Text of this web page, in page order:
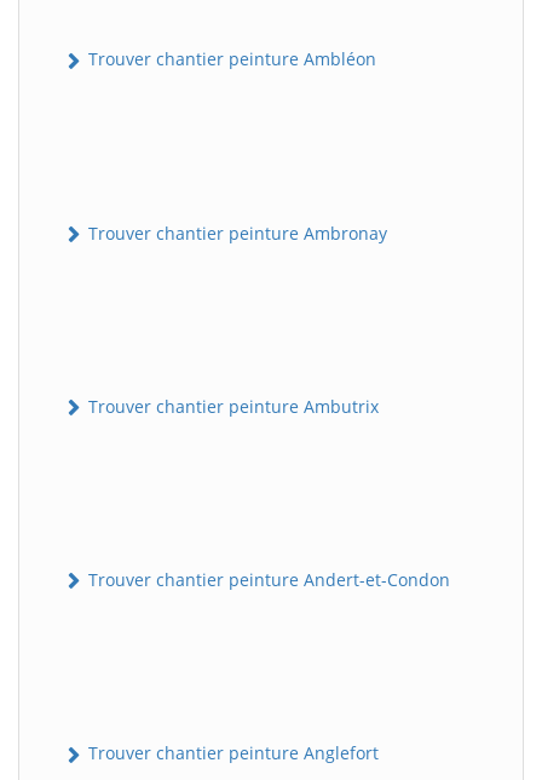
Trouver chantier peinture Ambléon
Trouver chantier peinture Ambronay
Trouver chantier peinture Ambutrix
Trouver chantier peinture Andert-et-Condon
Trouver chantier peinture Anglefort